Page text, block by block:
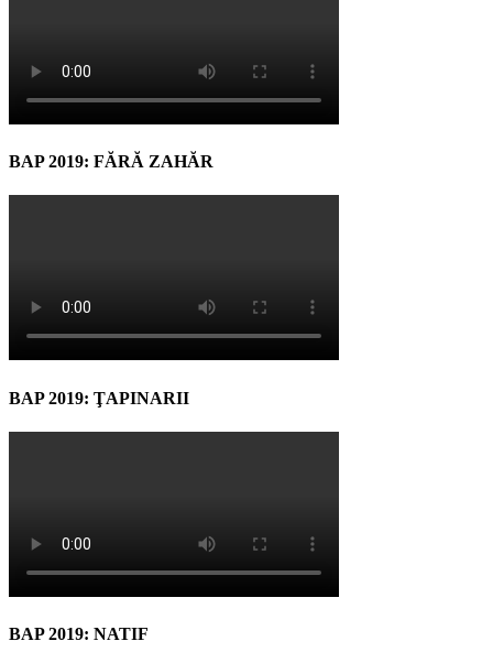
BAP 2019: FĂRĂ ZAHĂR
BAP 2019: ŢAPINARII
BAP 2019: NATIF